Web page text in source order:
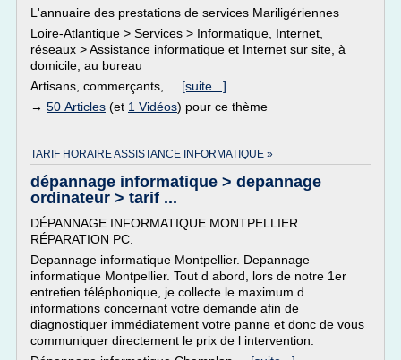
L'annuaire des prestations de services Mariligériennes
Loire-Atlantique > Services > Informatique, Internet,
réseaux > Assistance informatique et Internet sur site, à
domicile, au bureau
Artisans, commerçants,... [suite...]
→ 50 Articles (et 1 Vidéos) pour ce thème
TARIF HORAIRE ASSISTANCE INFORMATIQUE »
dépannage informatique > depannage
ordinateur > tarif ...
DÉPANNAGE INFORMATIQUE MONTPELLIER.
RÉPARATION PC.
Depannage informatique Montpellier. Depannage
informatique Montpellier. Tout d abord, lors de notre 1er
entretien téléphonique, je collecte le maximum d
informations concernant votre demande afin de
diagnostiquer immédiatement votre panne et donc de vous
communiquer directement le prix de l intervention.